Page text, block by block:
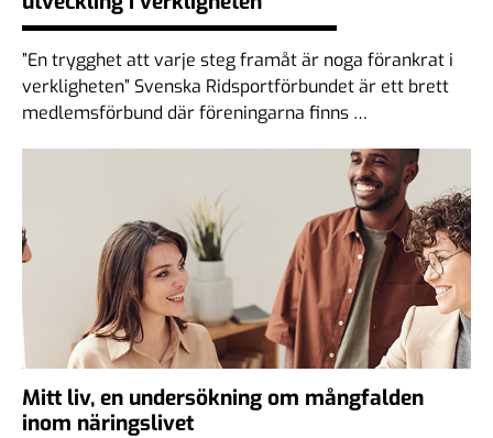
”En trygghet att varje steg framåt är noga förankrat i
verkligheten” Svenska Ridsportförbundet är ett brett
medlemsförbund där föreningarna finns …
Mitt liv, en undersökning om mångfalden
inom näringslivet